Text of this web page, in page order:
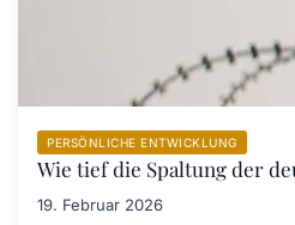
PERSÖNLICHE ENTWICKLUNG
Wie tief die Spaltung der
19. Februar 2026